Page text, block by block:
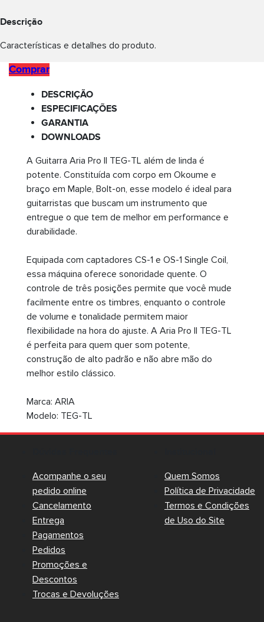
Descrição
Características e detalhes do produto.
Comprar
DESCRIÇÃO
ESPECIFICAÇÕES
GARANTIA
DOWNLOADS
A Guitarra Aria Pro II TEG-TL além de linda é
potente. Constituída com corpo em Okoume e
braço em Maple, Bolt-on, esse modelo é ideal para
guitarristas que buscam um instrumento que
entregue o que tem de melhor em performance e
durabilidade.
Equipada com captadores CS-1 e OS-1 Single Coil,
essa máquina oferece sonoridade quente. O
controle de três posições permite que você mude
facilmente entre os timbres, enquanto o controle
de volume e tonalidade permitem maior
flexibilidade na hora do ajuste. A Aria Pro II TEG-TL
é perfeita para quem quer som potente,
construção de alto padrão e não abre mão do
melhor estilo clássico.
Marca: ARIA
Modelo: TEG-TL
Acompanhe o seu
pedido online
Cancelamento
Entrega
Pagamentos
Pedidos
Promoções e
Descontos
Trocas e Devoluções
Quem Somos
Política de Privacidade
Termos e Condições
de Uso do Site